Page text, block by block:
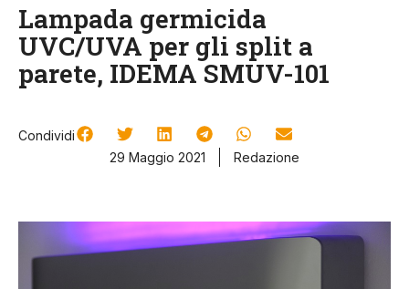
Lampada germicida
UVC/UVA per gli split a
parete, IDEMA SMUV-101
Condividi
29 Maggio 2021
Redazione